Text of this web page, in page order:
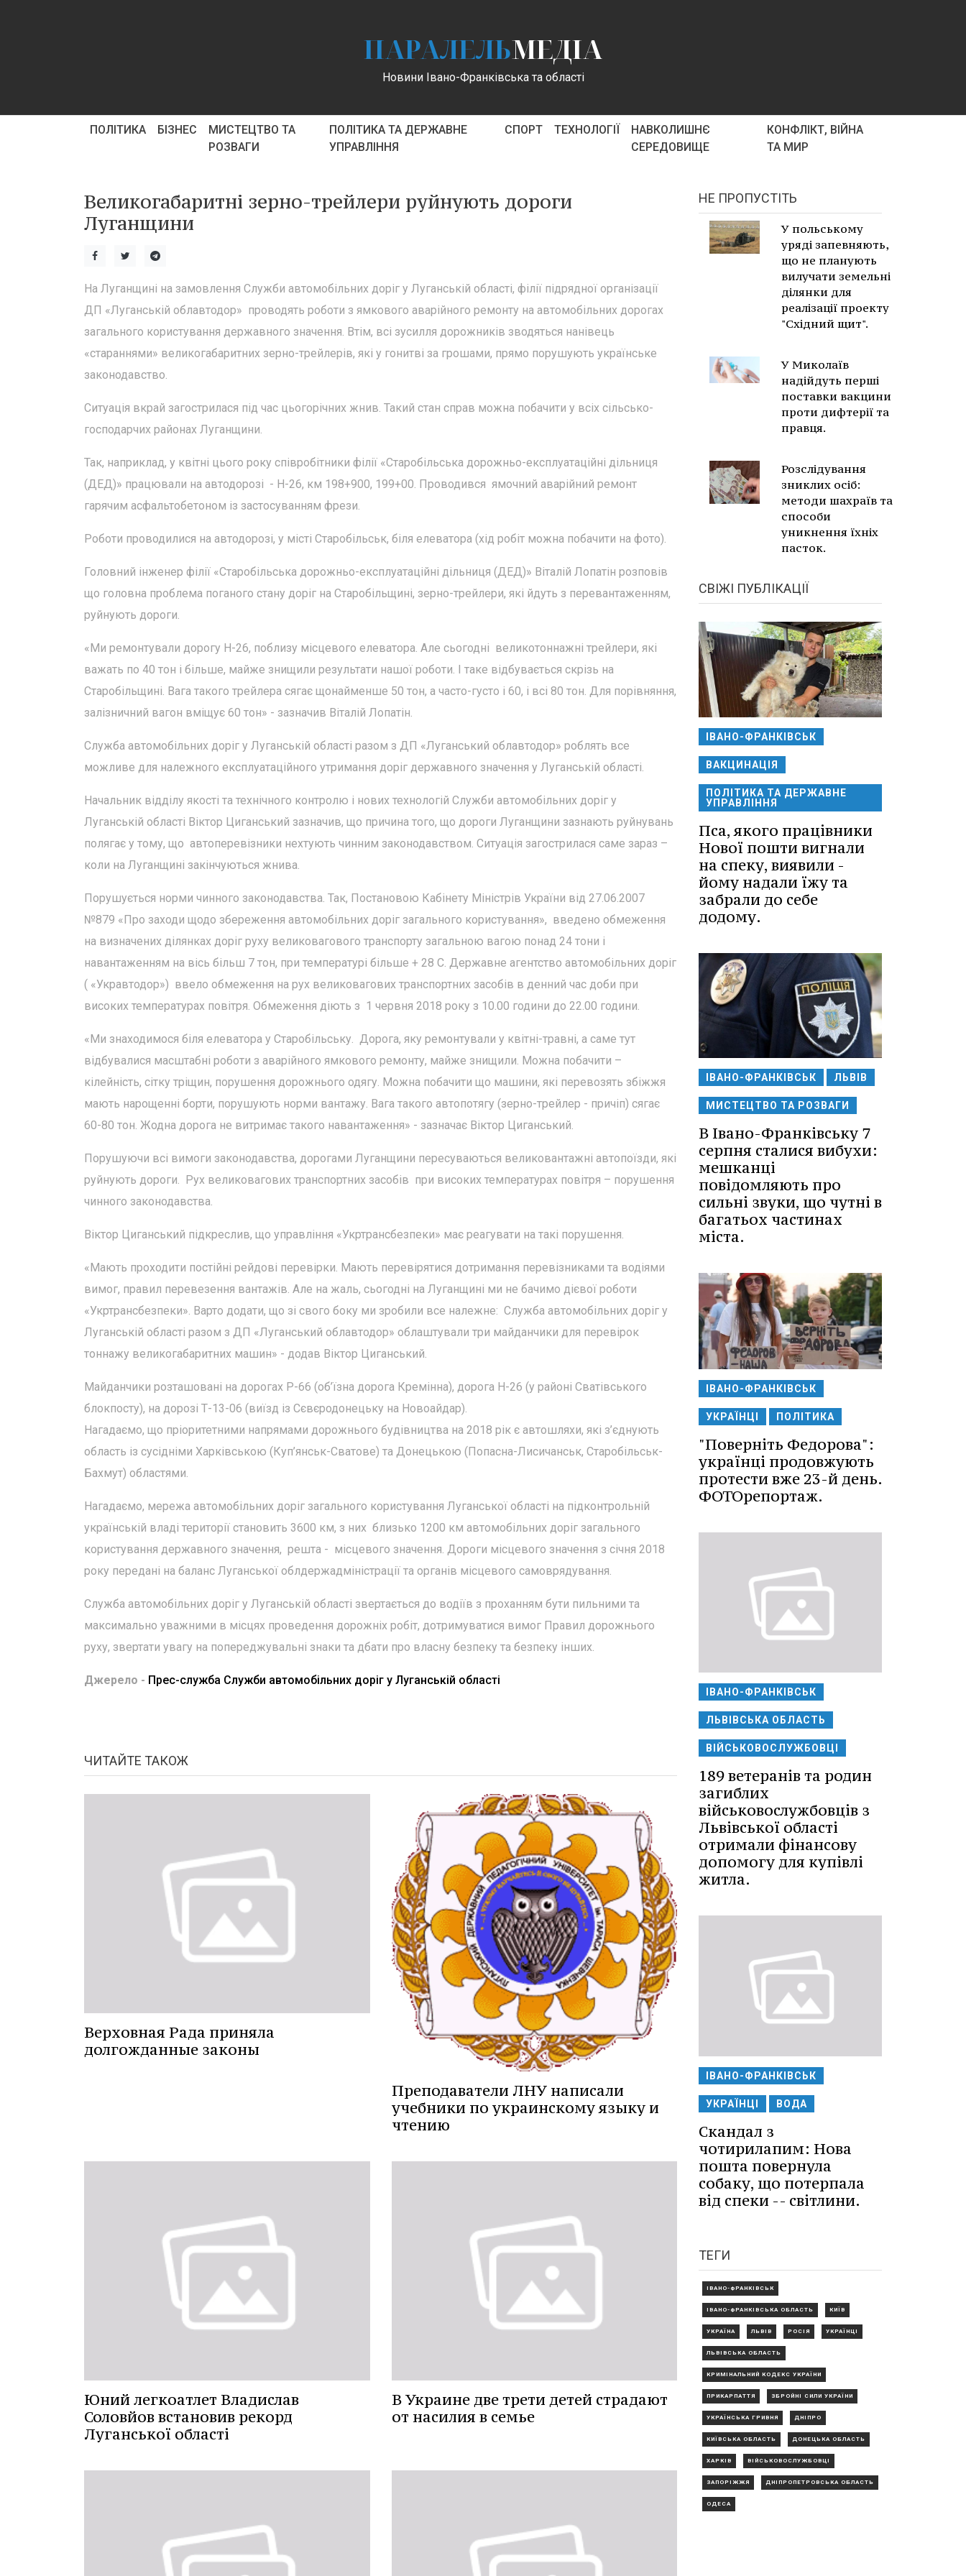
ПАРАЛЕЛЬМЕДІА
Новини Івано-Франківська та області
ПОЛІТИКА БІЗНЕС
МИСТЕЦТВО ТА
РОЗВАГИ
ПОЛІТИКА ТА ДЕРЖАВНЕ
УПРАВЛІННЯ
СПОРТ ТЕХНОЛОГІЇ
НАВКОЛИШНЄ
СЕРЕДОВИЩЕ
КОНФЛІКТ, ВІЙНА
ТА МИР
Великогабаритні зерно-трейлери руйнують дороги
Луганщини
На Луганщині на замовлення Служби автомобільних доріг у Луганській області, філії підрядної організації
ДП «Луганській облавтодор» проводять роботи з ямкового аварійного ремонту на автомобільних дорогах
загального користування державного значення. Втім, всі зусилля дорожників зводяться нанівець
«стараннями» великогабаритних зерно-трейлерів, які у гонитві за грошами, прямо порушують українське
законодавство.
Ситуація вкрай загострилася під час цьогорічних жнив. Такий стан справ можна побачити у всіх сільсько-
господарчих районах Луганщини.
Так, наприклад, у квітні цього року співробітники філії «Старобільська дорожньо-експлуатаційні дільниця
(ДЕД)» працювали на автодорозі - Н-26, км 198+900, 199+00. Проводився ямочний аварійний ремонт
гарячим асфальтобетоном із застосуванням фрези.
Роботи проводилися на автодорозі, у місті Старобільськ, біля елеватора (хід робіт можна побачити на фото).
Головний інженер філії «Старобільська дорожньо-експлуатаційні дільниця (ДЕД)» Віталій Лопатін розповів
що головна проблема поганого стану доріг на Старобільщині, зерно-трейлери, які йдуть з перевантаженням,
руйнують дороги.
«Ми ремонтували дорогу Н-26, поблизу місцевого елеватора. Але сьогодні великотоннажні трейлери, які
важать по 40 тон і більше, майже знищили результати нашої роботи. І таке відбувається скрізь на
Старобільщині. Вага такого трейлера сягає щонайменше 50 тон, а часто-густо і 60, і всі 80 тон. Для порівняння,
залізничний вагон вміщує 60 тон» - зазначив Віталій Лопатін.
Служба автомобільних доріг у Луганській області разом з ДП «Луганський облавтодор» роблять все
можливе для належного експлуатаційного утримання доріг державного значення у Луганській області.
Начальник відділу якості та технічного контролю і нових технологій Служби автомобільних доріг у
Луганській області Віктор Циганський зазначив, що причина того, що дороги Луганщини зазнають руйнувань
полягає у тому, що автоперевізники нехтують чинним законодавством. Ситуація загострилася саме зараз –
коли на Луганщині закінчуються жнива.
Порушується норми чинного законодавства. Так, Постановою Кабінету Міністрів України від 27.06.2007
№879 «Про заходи щодо збереження автомобільних доріг загального користування», введено обмеження
на визначених ділянках доріг руху великовагового транспорту загальною вагою понад 24 тони і
навантаженням на вісь більш 7 тон, при температурі більше + 28 С. Державне агентство автомобільних доріг
( «Укравтодор») ввело обмеження на рух великовагових транспортних засобів в денний час доби при
високих температурах повітря. Обмеження діють з 1 червня 2018 року з 10.00 години до 22.00 години.
«Ми знаходимося біля елеватора у Старобільську. Дорога, яку ремонтували у квітні-травні, а саме тут
відбувалися масштабні роботи з аварійного ямкового ремонту, майже знищили. Можна побачити –
кілейність, сітку тріщин, порушення дорожнього одягу. Можна побачити що машини, які перевозять збіжжя
мають нарощенні борти, порушують норми вантажу. Вага такого автопотягу (зерно-трейлер - причіп) сягає
60-80 тон. Жодна дорога не витримає такого навантаження» - зазначає Віктор Циганський.
Порушуючи всі вимоги законодавства, дорогами Луганщини пересуваються великовантажні автопоїзди, які
руйнують дороги. Рух великовагових транспортних засобів при високих температурах повітря – порушення
чинного законодавства.
Віктор Циганський підкреслив, що управління «Укртрансбезпеки» має реагувати на такі порушення.
«Мають проходити постійні рейдові перевірки. Мають перевірятися дотримання перевізниками та водіями
вимог, правил перевезення вантажів. Але на жаль, сьогодні на Луганщині ми не бачимо дієвої роботи
«Укртрансбезпеки». Варто додати, що зі свого боку ми зробили все належне: Служба автомобільних доріг у
Луганській області разом з ДП «Луганський облавтодор» облаштували три майданчики для перевірок
тоннажу великогабаритних машин» - додав Віктор Циганський.
Майданчики розташовані на дорогах Р-66 (об’їзна дорога Кремінна), дорога Н-26 (у районі Сватівського
блокпосту), на дорозі Т-13-06 (виїзд із Сєвєродонецьку на Новоайдар).
Нагадаємо, що пріоритетними напрямами дорожнього будівництва на 2018 рік є автошляхи, які з’єднують
область із сусідніми Харківською (Куп’янськ-Сватове) та Донецькою (Попасна-Лисичанськ, Старобільськ-
Бахмут) областями.
Нагадаємо, мережа автомобільних доріг загального користування Луганської області на підконтрольній
українській владі території становить 3600 км, з них близько 1200 км автомобільних доріг загального
користування державного значення, решта - місцевого значення. Дороги місцевого значення з січня 2018
року передані на баланс Луганської облдержадміністрації та органів місцевого самоврядування.
Служба автомобільних доріг у Луганській області звертається до водіїв з проханням бути пильними та
максимально уважними в місцях проведення дорожніх робіт, дотримуватися вимог Правил дорожнього
руху, звертати увагу на попереджувальні знаки та дбати про власну безпеку та безпеку інших.
Джерело - Прес-служба Служби автомобільних доріг у Луганській області
ЧИТАЙТЕ ТАКОЖ
Верховная Рада приняла
долгожданные законы
Преподаватели ЛНУ написали
учебники по украинскому языку и
чтению
Юний легкоатлет Владислав
Соловйов встановив рекорд
Луганської області
В Украине две трети детей страдают
от насилия в семье
НЕ ПРОПУСТІТЬ
У польському
уряді запевняють,
що не планують
вилучати земельні
ділянки для
реалізації проекту
"Східний щит".
У Миколаїв
надійдуть перші
поставки вакцини
проти дифтерії та
правця.
Розслідування
зниклих осіб:
методи шахраїв та
способи
уникнення їхніх
пасток.
СВІЖІ ПУБЛІКАЦІЇ
ІВАНО-ФРАНКІВСЬК
ВАКЦИНАЦІЯ
ПОЛІТИКА ТА ДЕРЖАВНЕ
УПРАВЛІННЯ
Пса, якого працівники
Нової пошти вигнали
на спеку, виявили -
йому надали їжу та
забрали до себе
додому.
ІВАНО-ФРАНКІВСЬК ЛЬВІВ
МИСТЕЦТВО ТА РОЗВАГИ
В Івано-Франківську 7
серпня сталися вибухи:
мешканці
повідомляють про
сильні звуки, що чутні в
багатьох частинах
міста.
ІВАНО-ФРАНКІВСЬК
УКРАЇНЦІ ПОЛІТИКА
"Поверніть Федорова":
українці продовжують
протести вже 23-й день.
ФОТОрепортаж.
ІВАНО-ФРАНКІВСЬК
ЛЬВІВСЬКА ОБЛАСТЬ
ВІЙСЬКОВОСЛУЖБОВЦІ
189 ветеранів та родин
загиблих
військовослужбовців з
Львівської області
отримали фінансову
допомогу для купівлі
житла.
ІВАНО-ФРАНКІВСЬК
УКРАЇНЦІ ВОДА
Скандал з
чотирилапим: Нова
пошта повернула
собаку, що потерпала
від спеки -- світлини.
ТЕГИ
ІВАНО-ФРАНКІВСЬК
ІВАНО-ФРАНКІВСЬКА ОБЛАСТЬ КИЇВ
УКРАЇНА ЛЬВІВ РОСІЯ УКРАЇНЦІ
ЛЬВІВСЬКА ОБЛАСТЬ
КРИМІНАЛЬНИЙ КОДЕКС УКРАЇНИ
ПРИКАРПАТТЯ ЗБРОЙНІ СИЛИ УКРАЇНИ
УКРАЇНСЬКА ГРИВНЯ ДНІПРО
КИЇВСЬКА ОБЛАСТЬ ДОНЕЦЬКА ОБЛАСТЬ
ХАРКІВ ВІЙСЬКОВОСЛУЖБОВЦІ
ЗАПОРІЖЖЯ ДНІПРОПЕТРОВСЬКА ОБЛАСТЬ
ОДЕСА